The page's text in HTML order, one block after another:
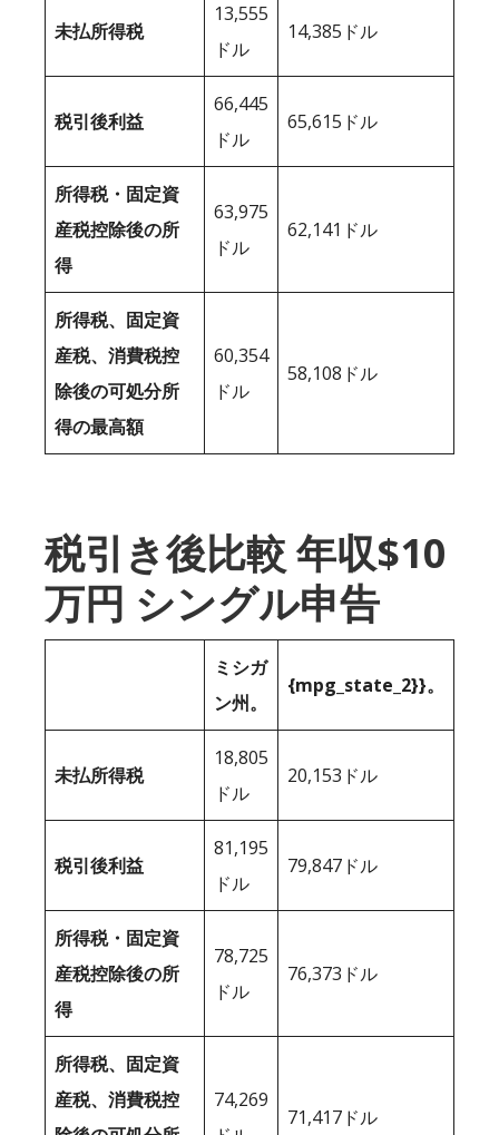
未払所得税
13,555
ドル
14,385ドル
税引後利益
66,445
ドル
65,615ドル
所得税・固定資
産税控除後の所
得
63,975
ドル
62,141ドル
所得税、固定資
産税、消費税控
除後の可処分所
得の最高額
60,354
ドル
58,108ドル
税引き後比較 年収$10
万円 シングル申告
ミシガ
ン州。
{mpg_state_2}}。
未払所得税
18,805
ドル
20,153ドル
税引後利益
81,195
ドル
79,847ドル
所得税・固定資
産税控除後の所
得
78,725
ドル
76,373ドル
所得税、固定資
産税、消費税控
74,269
71,417ドル